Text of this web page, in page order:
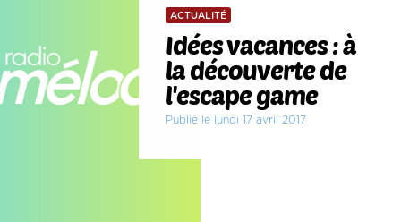
ACTUALITÉ
Idées vacances : à
la découverte de
l'escape game
Publié le lundi 17 avril 2017